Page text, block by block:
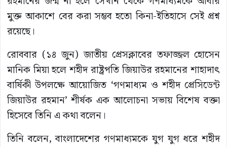
মুক্ত আকাশে বের করা সম্ভব হতো কিনা-ইতিহাসে সেই প্রশ্ন
রয়েছে।
রোববার (১৪ জুন) জাতীয় প্রেসক্লাবের তফাজ্জল হোসেন
মানিক মিয়া হলে শহীদ রাষ্ট্রপতি জিয়াউর রহমানের শাহাদাৎ
বার্ষিকী উপলক্ষে আয়োজিত ‘গণমাধ্যম ও শহীদ প্রেসিডেন্ট
জিয়াউর রহমান’ শীর্ষক এক আলোচনা সভায় বিশেষ বক্তা
হিসেবে তিনি এ কথা বলেন।
তিনি বলেন, বাংলাদেশের গণমাধ্যমকে যুগ যুগ ধরে শহীদ